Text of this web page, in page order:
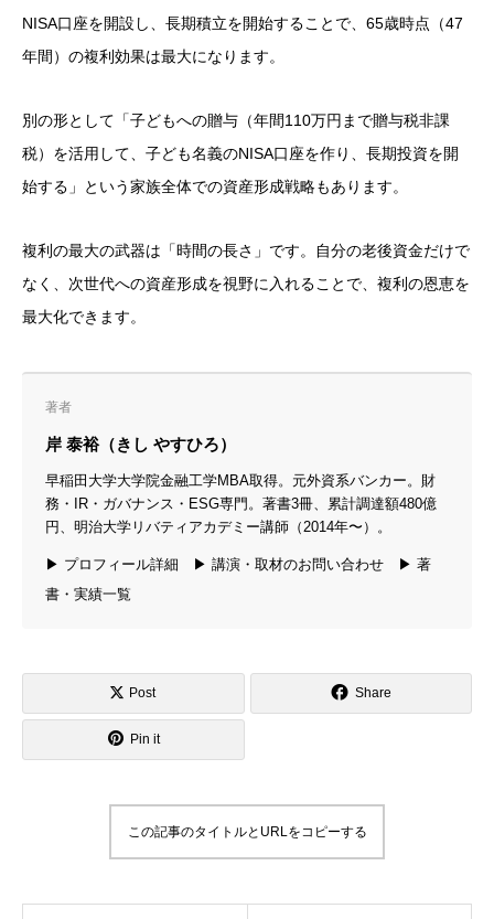
NISA口座を開設し、長期積立を開始することで、65歳時点（47
年間）の複利効果は最大になります。
別の形として「子どもへの贈与（年間110万円まで贈与税非課
税）を活用して、子ども名義のNISA口座を作り、長期投資を開
始する」という家族全体での資産形成戦略もあります。
複利の最大の武器は「時間の長さ」です。自分の老後資金だけで
なく、次世代への資産形成を視野に入れることで、複利の恩恵を
最大化できます。
著者
岸 泰裕（きし やすひろ）
早稲田大学大学院金融工学MBA取得。元外資系バンカー。財
務・IR・ガバナンス・ESG専門。著書3冊、累計調達額480億
円、明治大学リバティアカデミー講師（2014年〜）。
▶ プロフィール詳細 ▶ 講演・取材のお問い合わせ
▶ 著
書・実績一覧
Post Share
Pin it
この記事のタイトルとURLをコピーする